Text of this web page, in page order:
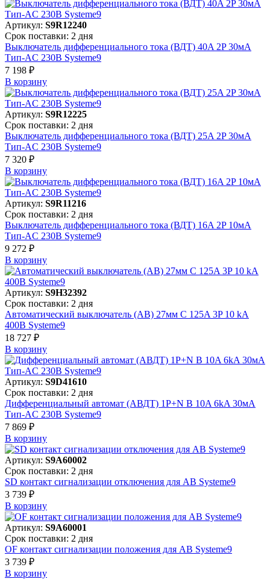
Артикул: S9R12240
Срок поставки: 2 дня
Выключатель дифференциального тока (ВДТ) 40A 2P 30мА
Тип-AC 230В Systeme9
7 198 ₽
В корзинy
Артикул: S9R12225
Срок поставки: 2 дня
Выключатель дифференциального тока (ВДТ) 25A 2P 30мА
Тип-AC 230В Systeme9
7 320 ₽
В корзинy
Артикул: S9R11216
Срок поставки: 2 дня
Выключатель дифференциального тока (ВДТ) 16A 2P 10мА
Тип-AC 230В Systeme9
9 272 ₽
В корзинy
Артикул: S9H32392
Срок поставки: 2 дня
Автоматический выключатель (АВ) 27мм C 125A 3P 10 kA
400В Systeme9
18 727 ₽
В корзинy
Артикул: S9D41610
Срок поставки: 2 дня
Дифференциальный автомат (АВДТ) 1P+N B 10A 6kA 30мА
Тип-AC 230В Systeme9
7 869 ₽
В корзинy
Артикул: S9A60002
Срок поставки: 2 дня
SD контакт сигнализации отключения для АВ Systeme9
3 739 ₽
В корзинy
Артикул: S9A60001
Срок поставки: 2 дня
OF контакт сигнализации положения для АВ Systeme9
3 739 ₽
В корзинy